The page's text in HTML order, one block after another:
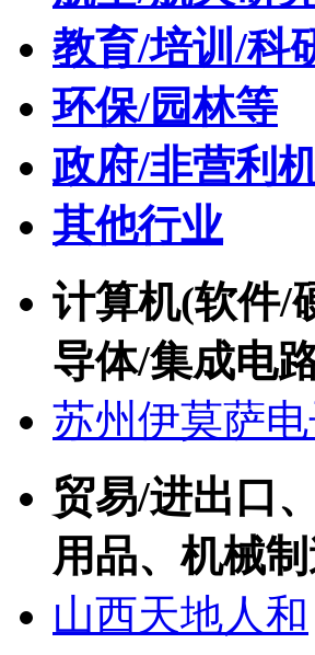
教育/培训/科
环保/园林等
政府/非营利
其他行业
计算机(软件/
导体/集成电
苏州伊莫萨
贸易/进出口
用品、机械
山西天地人和